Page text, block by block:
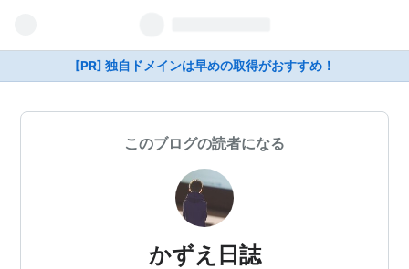
[PR] 独自ドメインは早めの取得がおすすめ！
このブログの読者になる
かずえ日誌